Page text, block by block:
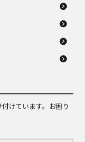
けています。お困り